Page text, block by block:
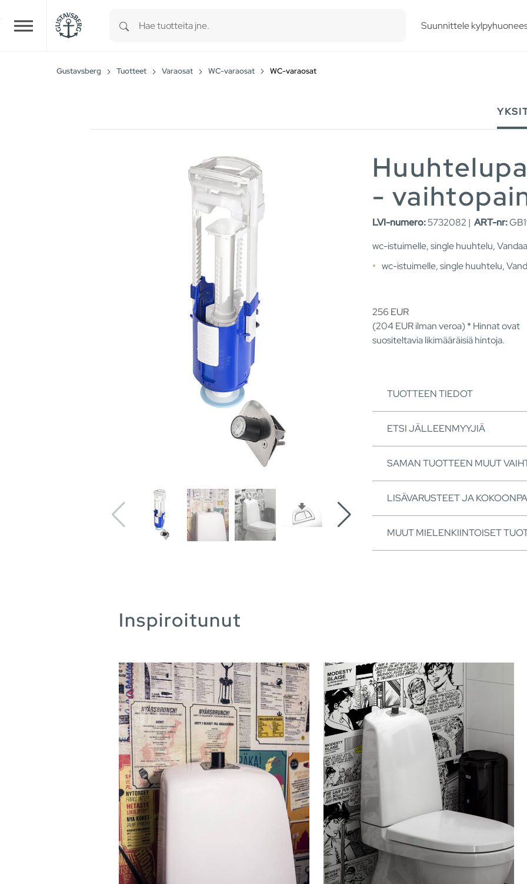
Skip to main content Suunnittele
Gustavsberg Tuotteet Varaosat WC-varaosat WC-varaosat
-
LVI-numero:5732082 | ART-nr:
wc-istuimelle, single huuhtelu,
wc-istuimelle, single huuhtelu,
256 EUR
(204EURilman veroa) * Hinnat ovat
suositeltavia likimääräisiä hintoja.
TUOTTEEN TIEDOT
ETSI JÄLLEENMYYJIÄ
SAMAN TUOTTEEN MUUT
LISÄVARUSTEET JA
MUUT MIELENKIINTOISET
Inspiroitunut